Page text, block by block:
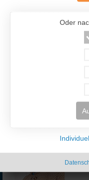
Ort:
Oder